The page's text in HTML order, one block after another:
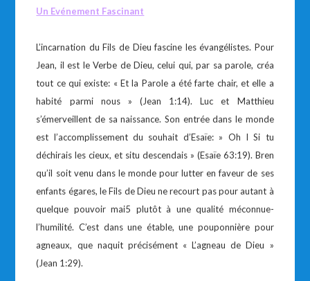
Un Evénement Fascinant
L’incarnation du Fils de Dieu fascine les évangélistes. Pour
Jean, il est le Verbe de Dieu, celui qui, par sa parole, créa
tout ce qui existe: « Et la Parole a été farte chair, et elle a
habité parmi nous » (Jean 1:14). Luc et Matthieu
s’émerveillent de sa naissance. Son entrée dans le monde
est l’accomplissement du souhait d’Esaïe: » Oh I Si tu
déchirais les cieux, et situ descendais » (Esaïe 63:19). Bren
qu’il soit venu dans le monde pour lutter en faveur de ses
enfants égares, le Fils de Dieu ne recourt pas pour autant à
quelque pouvoir mai5 plutôt à une qualité méconnue-
l’humilité. C’est dans une étable, une pouponnière pour
agneaux, que naquit précisément « L’agneau de Dieu »
(Jean 1:29).